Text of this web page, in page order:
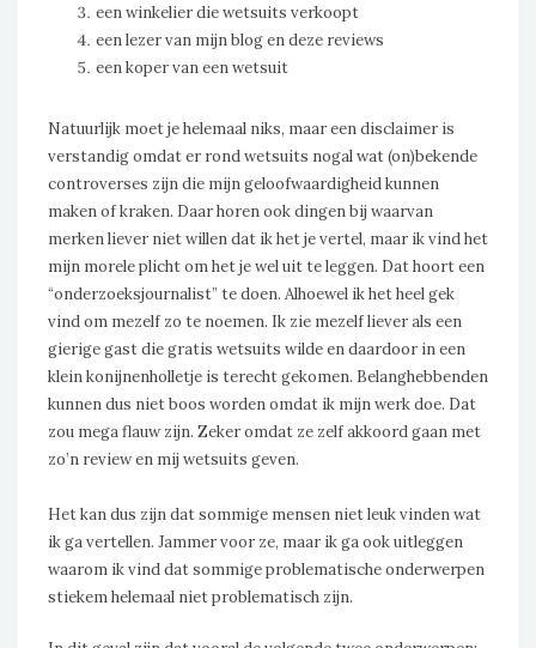
een winkelier die wetsuits verkoopt
een lezer van mijn blog en deze reviews
een koper van een wetsuit
Natuurlijk moet je helemaal niks, maar een disclaimer is
verstandig omdat er rond wetsuits nogal wat (on)bekende
controverses zijn die mijn geloofwaardigheid kunnen
maken of kraken. Daar horen ook dingen bij waarvan
merken liever niet willen dat ik het je vertel, maar ik vind het
mijn morele plicht om het je wel uit te leggen. Dat hoort een
“onderzoeksjournalist” te doen. Alhoewel ik het heel gek
vind om mezelf zo te noemen. Ik zie mezelf liever als een
gierige gast die gratis wetsuits wilde en daardoor in een
klein konijnenholletje is terecht gekomen. Belanghebbenden
kunnen dus niet boos worden omdat ik mijn werk doe. Dat
zou mega flauw zijn. Zeker omdat ze zelf akkoord gaan met
zo’n review en mij wetsuits geven.
Het kan dus zijn dat sommige mensen niet leuk vinden wat
ik ga vertellen. Jammer voor ze, maar ik ga ook uitleggen
waarom ik vind dat sommige problematische onderwerpen
stiekem helemaal niet problematisch zijn.